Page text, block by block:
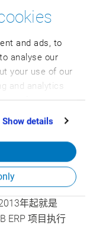
and ads, to
analyse our
your use of our
and analytics
information
collected
Show details
：
Witor
System 工业
Witor 老师
年起就是
ERP 项目执行